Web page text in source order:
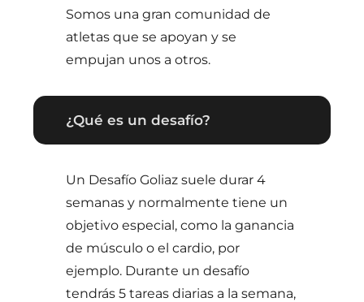
Somos una gran comunidad de
atletas que se apoyan y se
empujan unos a otros.
¿Qué es un desafío?
Un Desafío Goliaz suele durar 4
semanas y normalmente tiene un
objetivo especial, como la ganancia
de músculo o el cardio, por
ejemplo. Durante un desafío
tendrás 5 tareas diarias a la semana,